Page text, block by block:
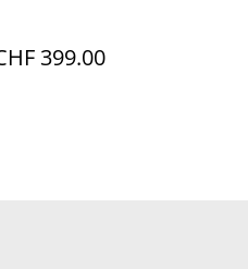
399.00